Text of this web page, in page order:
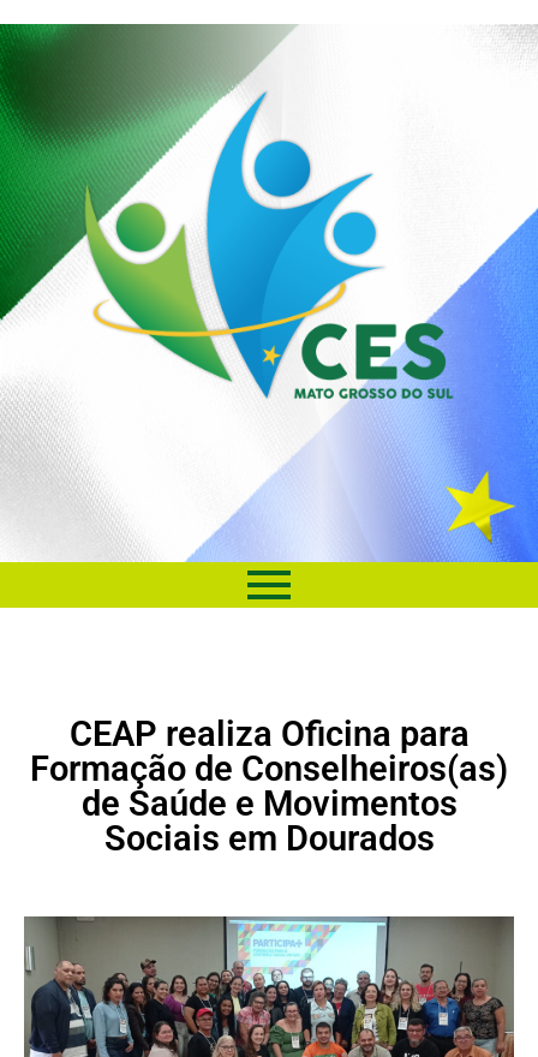
CEAP realiza Oficina para
Formação de Conselheiros(as)
de Saúde e Movimentos
Sociais em Dourados